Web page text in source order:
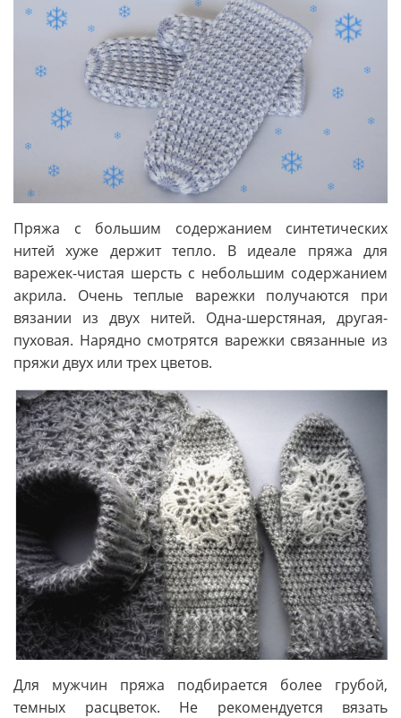
Пряжа с большим содержанием синтетических
нитей хуже держит тепло. В идеале пряжа для
варежек-чистая шерсть с небольшим содержанием
акрила. Очень теплые варежки получаются при
вязании из двух нитей. Одна-шерстяная, другая-
пуховая. Нарядно смотрятся варежки связанные из
пряжи двух или трех цветов.
Для мужчин пряжа подбирается более грубой,
темных расцветок. Не рекомендуется вязать